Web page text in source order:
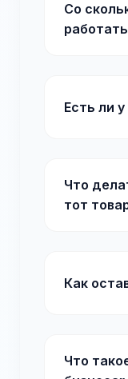
Со
Есть ли
Что
тот
Как
Что